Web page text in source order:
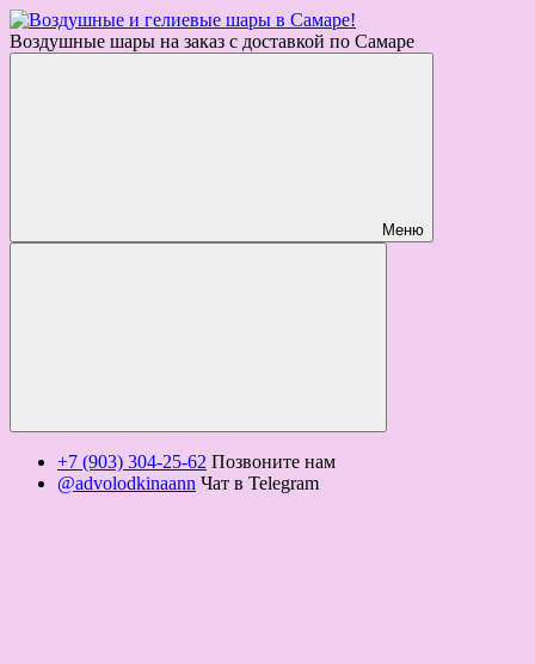
Воздушные шары на заказ с доставкой по Самаре
Меню
+7 (903) 304-25-62 Позвоните нам
@advolodkinaann Чат в Telegram